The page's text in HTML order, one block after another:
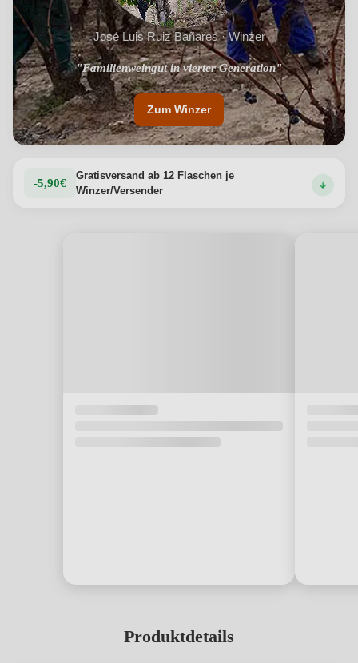
José Luis Ruiz Bañares · Winzer
"Familienweingut in vierter Generation"
"Ideales Mikroklima für den Weinbau"
Zum Winzer
-5,90€
Gratisversand ab 12 Flaschen je
Winzer/Versender
Produktdetails